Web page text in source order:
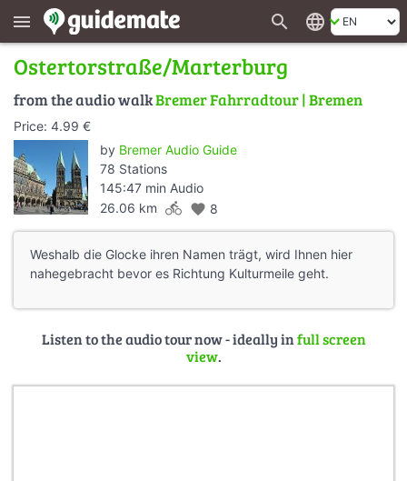
menu search language
Ostertorstraße/Marterburg
from the audio walkBremer Fahrradtour | Bremen
Price: 4.99 €
by Bremer Audio Guide
78 Stations
145:47 min Audio
26.06 km directions_bike favorite 8
Weshalb die Glocke ihren Namen trägt, wird Ihnen hier
nahegebracht bevor es Richtung Kulturmeile geht.
Listen to the audio tour now - ideally infull screen
view.